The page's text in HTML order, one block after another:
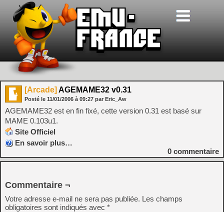
[Arcade] AGEMAME32 v0.31
Posté le 11/01/2006 à 09:27 par Eric_Aw
AGEMAME32 est en fin fixé, cette version 0.31 est basé sur
MAME 0.103u1.
Site Officiel
En savoir plus…
0 commentaire
Commentaire ¬
Votre adresse e-mail ne sera pas publiée. Les champs
obligatoires sont indiqués avec *